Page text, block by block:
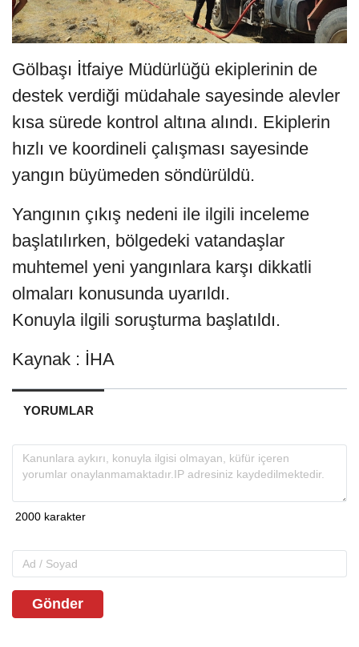
Gölbaşı İtfaiye Müdürlüğü ekiplerinin de
destek verdiği müdahale sayesinde alevler
kısa sürede kontrol altına alındı. Ekiplerin
hızlı ve koordineli çalışması sayesinde
yangın büyümeden söndürüldü.
Yangının çıkış nedeni ile ilgili inceleme
başlatılırken, bölgedeki vatandaşlar
muhtemel yeni yangınlara karşı dikkatli
olmaları konusunda uyarıldı.
Konuyla ilgili soruşturma başlatıldı.
Kaynak : İHA
YORUMLAR
Gönder